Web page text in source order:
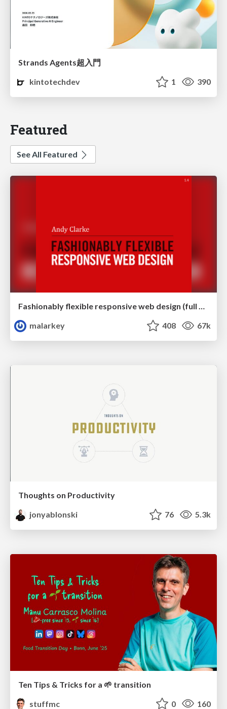
Strands Agents超入門
kintotechdev
1 390
Featured
See All Featured
malarkey
408 67k
Thoughts on Productivity
jonyablonski
76 5.3k
Ten Tips & Tricks for a 🌱 transition
stuffmc
0 160